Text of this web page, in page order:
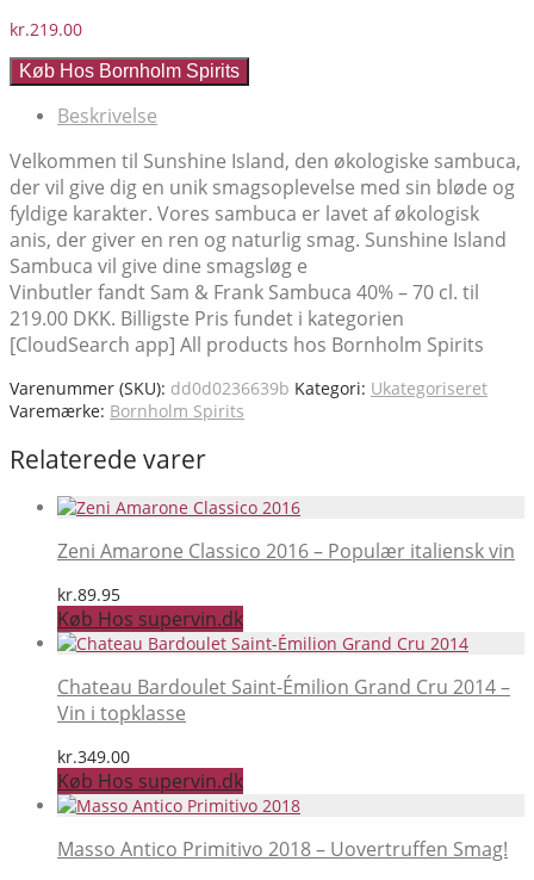
kr.219.00
Køb Hos Bornholm Spirits
Beskrivelse
Velkommen til Sunshine Island, den økologiske sambuca,
der vil give dig en unik smagsoplevelse med sin bløde og
fyldige karakter. Vores sambuca er lavet af økologisk
anis, der giver en ren og naturlig smag. Sunshine Island
Sambuca vil give dine smagsløg e
Vinbutler fandt Sam & Frank Sambuca 40% – 70 cl. til
219.00 DKK. Billigste Pris fundet i kategorien
[CloudSearch app] All products hos Bornholm Spirits
Varenummer (SKU): dd0d0236639b Kategori: Ukategoriseret
Varemærke: Bornholm Spirits
Relaterede varer
Zeni Amarone Classico 2016 – Populær italiensk vin
kr.89.95
Køb Hos supervin.dk
Chateau Bardoulet Saint-Émilion Grand Cru 2014 –
Vin i topklasse
kr.349.00
Køb Hos supervin.dk
Masso Antico Primitivo 2018 – Uovertruffen Smag!